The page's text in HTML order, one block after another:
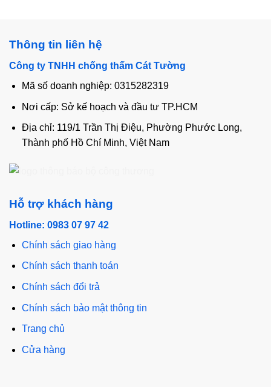
Thông tin liên hệ
Công ty TNHH chống thấm Cát Tường
Mã số doanh nghiệp: 0315282319
Nơi cấp: Sở kế hoạch và đầu tư TP.HCM
Địa chỉ: 119/1 Trần Thị Điệu, Phường Phước Long,
Thành phố Hồ Chí Minh, Việt Nam
Hỗ trợ khách hàng
Hotline: 0983 07 97 42
Chính sách giao hàng
Chính sách thanh toán
Chính sách đổi trả
Chính sách bảo mật thông tin
Trang chủ
Cửa hàng